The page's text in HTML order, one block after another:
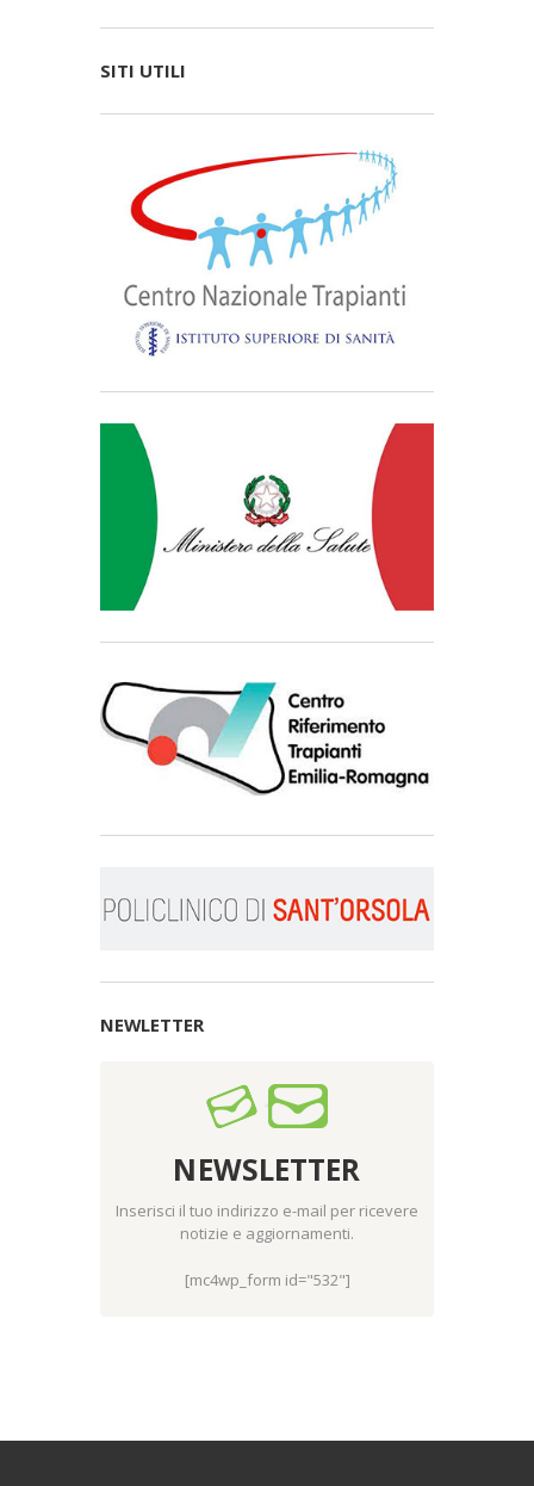
SITI UTILI
NEWLETTER
NEWSLETTER
Inserisci il tuo indirizzo e-mail per ricevere
notizie e aggiornamenti.
[mc4wp_form id="532"]